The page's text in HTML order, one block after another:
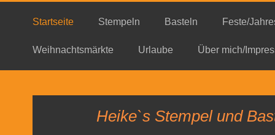
Startseite Stempeln Basteln Feste/
Weihnachtsmärkte Urlaube Über mich/
Heike`s Stempel und